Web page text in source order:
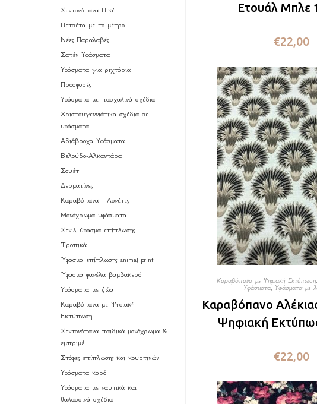
Ετουάλ Μπλε
€22,00
Καραβόπανα με Ψηφιακή Εκτύπωση
Υφάσματα, Υφάσματα με
Καραβόπανο
Ψηφιακή
€22,00
Σεντονόπανα Πικέ
Πετσέτα με το μέτρο
Νέες Παραλαβές
Σατέν Υφάσματα
Υφάσματα για ριχτάρια
Προσφορές
Υφάσματα με πασχαλινά σχέδια
Χριστουγεννιάτικα σχέδια σε
υφάσματα
Αδιάβροχα Υφάσματα
Βελούδο-Αλκαντάρα
Σουέτ
Δερματίνες
Καραβόπανα - Λονέτες
Μονόχρωμα υφάσματα
Σενιλ ύφασμα επίπλωσης
Τροπικά
Ύφασμα επίπλωσης animal print
Ύφασμα φανέλα βαμβακερό
Υφάσματα με ζώα
Καραβόπανα με Ψηφιακή
Εκτύπωση
Σεντονόπανα παιδικά μονόχρωμα &
εμπριμέ
Στόφες επίπλωσης και κουρτινών
Υφάσματα καρό
Υφάσματα με ναυτικά και
θαλασσινά σχέδια